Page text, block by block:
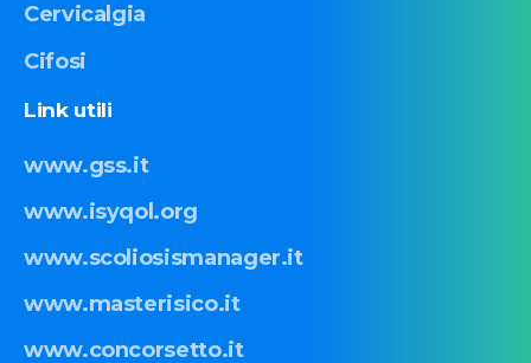
Cervicalgia
Cifosi
Link utili
www.gss.it
www.isyqol.org
www.scoliosismanager.it
www.masterisico.it
www.concorsetto.it